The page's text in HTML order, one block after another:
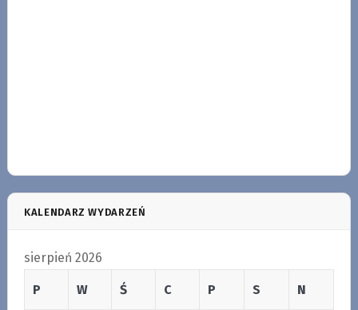
KALENDARZ WYDARZEŃ
sierpień 2026
P W Ś C P S N